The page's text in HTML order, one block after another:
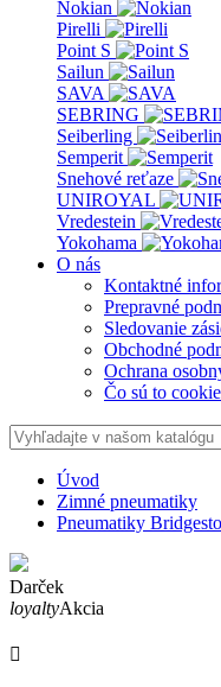
Nokian
Pirelli
Point S
Sailun
SAVA
SEBRING
Seiberling
Semperit
Snehové reťaze
UNIROYAL
Vredestein
Yokohama
O nás
Kontaktné
Prepravné
Sledovanie
Obchodné
Ochrana
Čo sú to
Úvod
Zimné pneumatiky
Pneumatiky
Darček
loyaltyAkcia
